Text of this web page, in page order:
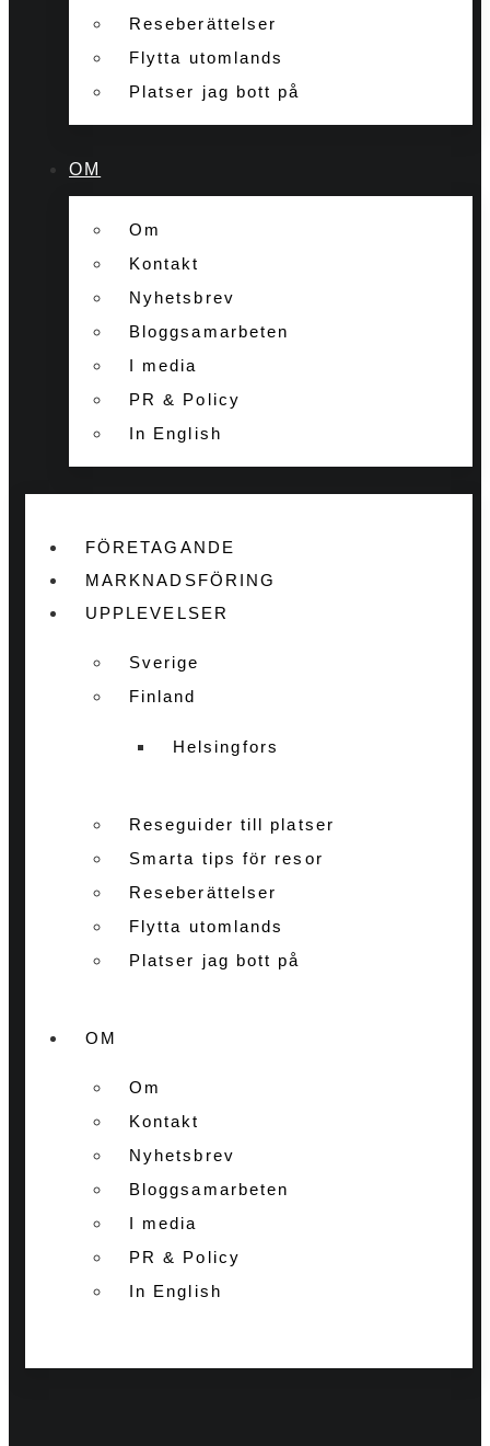
Reseberättelser
Flytta utomlands
Platser jag bott på
OM
Om
Kontakt
Nyhetsbrev
Bloggsamarbeten
I media
PR & Policy
In English
FÖRETAGANDE
MARKNADSFÖRING
UPPLEVELSER
Sverige
Finland
Helsingfors
Reseguider till platser
Smarta tips för resor
Reseberättelser
Flytta utomlands
Platser jag bott på
OM
Om
Kontakt
Nyhetsbrev
Bloggsamarbeten
I media
PR & Policy
In English